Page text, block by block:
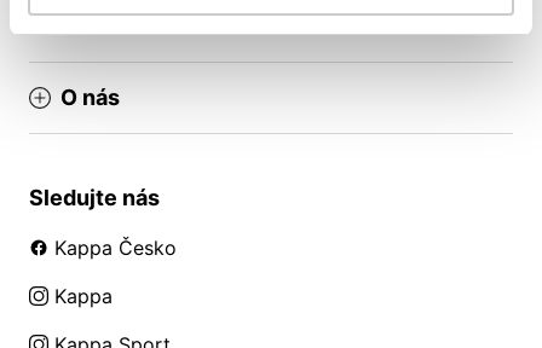
O nás
Sledujte nás
Kappa Česko
Kappa